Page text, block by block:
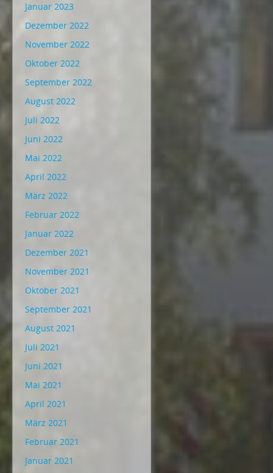
Januar 2023
Dezember 2022
November 2022
Oktober 2022
September 2022
August 2022
Juli 2022
Juni 2022
Mai 2022
April 2022
März 2022
Februar 2022
Januar 2022
Dezember 2021
November 2021
Oktober 2021
September 2021
August 2021
Juli 2021
Juni 2021
Mai 2021
April 2021
März 2021
Februar 2021
Januar 2021